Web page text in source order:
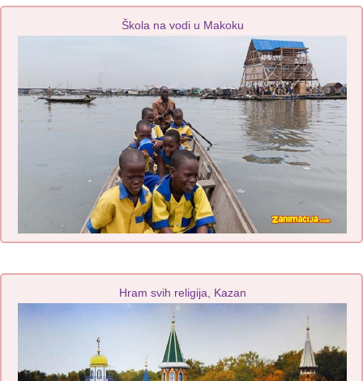
Škola na vodi u Makoku
Hram svih religija, Kazan